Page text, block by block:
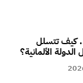
كيف تتسلل
الألمانية؟